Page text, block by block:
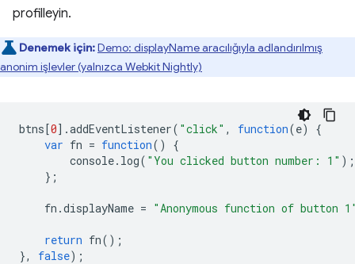
profilleyin.
Denemek için:Demo: displayName aracılığıyla adlandırılmış
anonim işlevler (yalnızca Webkit Nightly)
btns[0].addEventListener( "click" , function(e)
{
var fn = function()
{
console. log( "You clicked button number: 1" );
};
fn .displayName = "Anonymous function of button
return fn();
},
false);